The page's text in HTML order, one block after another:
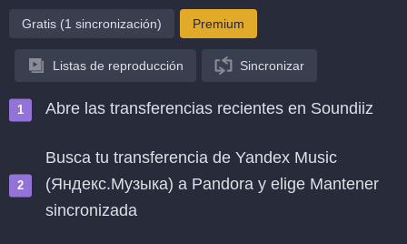
Gratis (1 sincronización) Premium
Listas de reproducción Sincronizar
Abre las transferencias recientes en Soundiiz
Busca tu transferencia de Yandex Music
(Яндекс.Музыка) a Pandora y elige Mantener
sincronizada